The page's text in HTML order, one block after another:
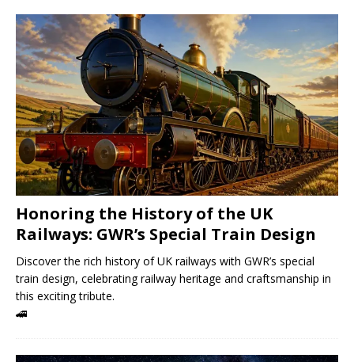
Honoring the History of the UK
Railways: GWR’s Special Train Design
Discover the rich history of UK railways with GWR’s special
train design, celebrating railway heritage and craftsmanship in
this exciting tribute.
🚄